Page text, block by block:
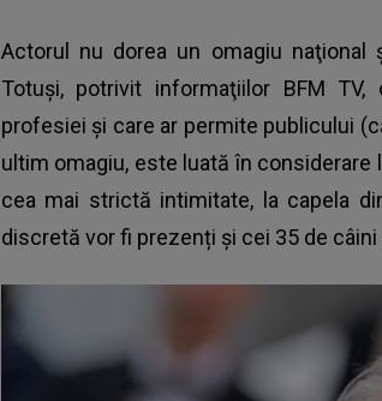
Actorul nu dorea un omagiu
Totuşi, potrivit informaţiilor BFM
profesiei şi care ar permite publicului
ultim omagiu, este luată în considerare
cea mai strictă intimitate, la capela
discretă vor fi prezenți și cei 35 de câini